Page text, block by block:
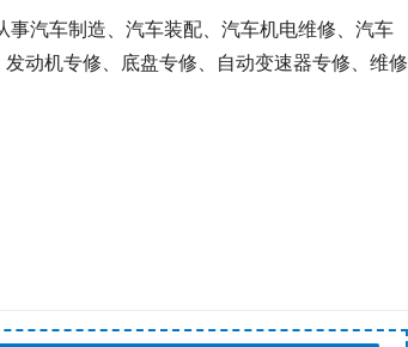
汽车制造、汽车装配、汽车机电维修、汽车
动机专修、底盘专修、自动变速器专修、维修